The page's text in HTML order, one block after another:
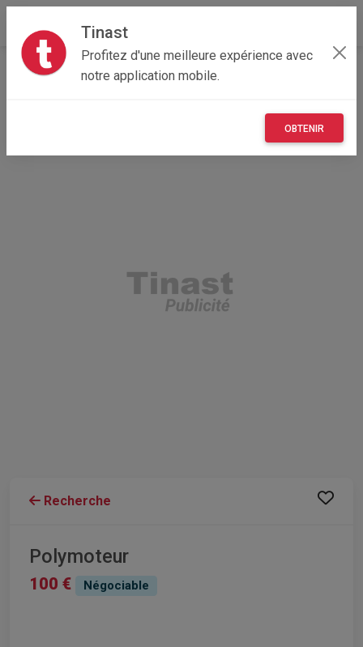
Tinast
Profitez d'une meilleure expérience avec
notre application mobile.
OBTENIR
Accueil Autres Grand Est
08 - Ardennes
Recherche
Polymoteur
100 € Négociable